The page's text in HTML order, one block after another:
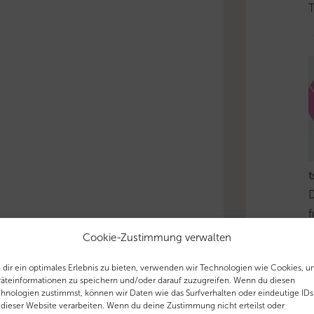
Cookie-Zustimmung verwalten
dir ein optimales Erlebnis zu bieten, verwenden wir Technologien wie Cookies,
zu speichern und/oder darauf zuzugreifen. Wenn du diesen
zustimmst, können wir Daten wie das Surfverhalten oder eindeutige IDs
Website verarbeiten. Wenn du deine Zustimmung nicht erteilst oder